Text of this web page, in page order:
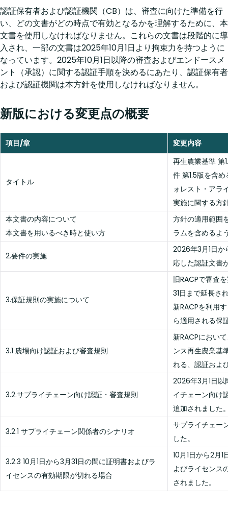
認証保有者および認証機関（CB）は、審査に向けた準備を行
い、どの文書がどの時点で有効となるかを理解するために、本
文書を使用しなければなりません。これらの文書は段階的に導
入され、一部の文書は2025年10月1日より拘束力を持つように
なっています。2025年10月1日以降の審査およびエンドースメ
ント（承認）に関する認証手順を決めるにあたり、認証保有者
および認証機関は本方針を使用しなければなりません。
新版における変更点の概要
項目/章 変更内容
タイトル
再生農業基準 第
件 第1.5版を含
ォレスト・アラ
実施に関する方
本文書の内容について
本文書を用いるべき時と使い方
方針の適用範囲
ラムを含めるよ
2.要件の実施
2026年3月1日
応した認証文書
3.保証規則の実施について
旧RACPで審査
31日まで延長さ
新RACPを利用
ら適用される保
3.1 農場向け認証および審査規則
新RACPにおい
ンス再生農業基
れる、認証およ
3.2.サプライチェーン向け認証・審査規則
2026年3月1日
イチェーン向け
追加されました
3.2.1 サプライチェーン関係者のシナリオ
サプライチェー
した。
3.2.3 10月1日から3月31日の間に証明書およびラ
イセンスの有効期限が切れる場合
10月1日から2月
よびライセンス
されました。